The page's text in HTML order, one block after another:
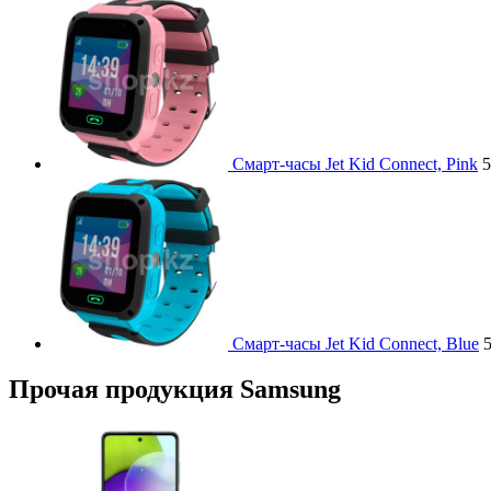
Смарт-часы Jet Kid Connect, Pink
Смарт-часы Jet Kid Connect, Blue
Прочая продукция Samsung